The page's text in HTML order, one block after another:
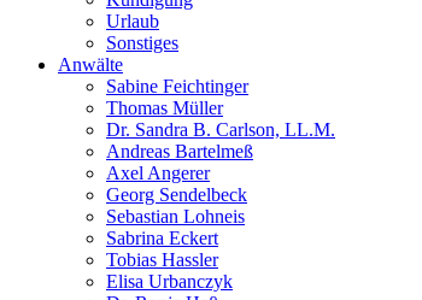
Urlaub
Sonstiges
Anwälte
Sabine Feichtinger
Thomas Müller
Dr. Sandra B. Carlson, LL.M.
Andreas Bartelmeß
Axel Angerer
Georg Sendelbeck
Sebastian Lohneis
Sabrina Eckert
Tobias Hassler
Elisa Urbanczyk